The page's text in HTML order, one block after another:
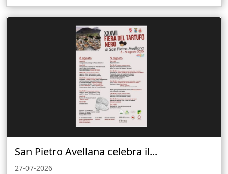
San Pietro Avellana celebra il...
27-07-2026